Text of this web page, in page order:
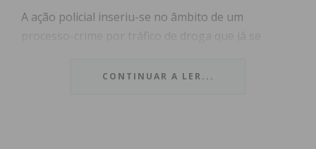
A ação policial inseriu-se no âmbito de um
processo-crime por tráfico de droga que já se
GNR, as diligências de investigação realizadas
CONTINUAR A LER...